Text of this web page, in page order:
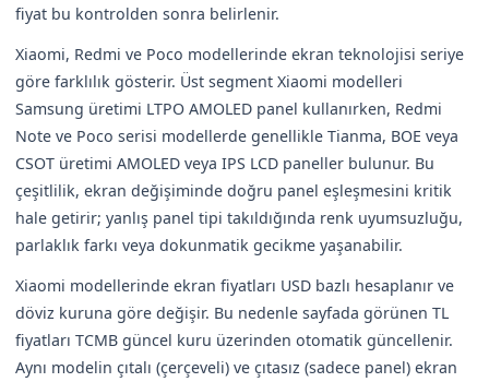
fiyat bu kontrolden sonra belirlenir.
Xiaomi, Redmi ve Poco modellerinde ekran teknolojisi seriye
göre farklılık gösterir. Üst segment Xiaomi modelleri
Samsung üretimi LTPO AMOLED panel kullanırken, Redmi
Note ve Poco serisi modellerde genellikle Tianma, BOE veya
CSOT üretimi AMOLED veya IPS LCD paneller bulunur. Bu
çeşitlilik, ekran değişiminde doğru panel eşleşmesini kritik
hale getirir; yanlış panel tipi takıldığında renk uyumsuzluğu,
parlaklık farkı veya dokunmatik gecikme yaşanabilir.
Xiaomi modellerinde ekran fiyatları USD bazlı hesaplanır ve
döviz kuruna göre değişir. Bu nedenle sayfada görünen TL
fiyatları TCMB güncel kuru üzerinden otomatik güncellenir.
Aynı modelin çıtalı (çerçeveli) ve çıtasız (sadece panel) ekran